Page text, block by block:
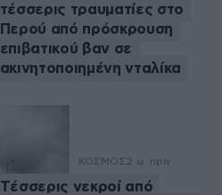
τέσσερις τραυματίες στο
Περού από πρόσκρουση
επιβατικού βαν σε
ακινητοποιημένη νταλίκα
ΚΟΣΜΟΣ2 ω. πριν
Tέσσερις νεκροί από